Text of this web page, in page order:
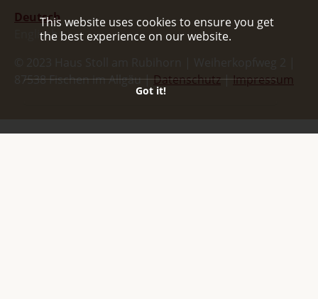
This website uses cookies to ensure you get
the best experience on our website.
Got it!
Deutsch
Englisch
87538 Fischen im Allgäu |Datenschutz|Impressum